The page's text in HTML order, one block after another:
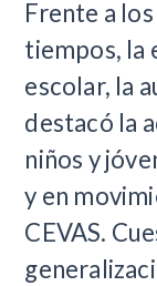
Frente a
tiempos, la
escolar, la
destacó la
niños y
y en
CEVAS.